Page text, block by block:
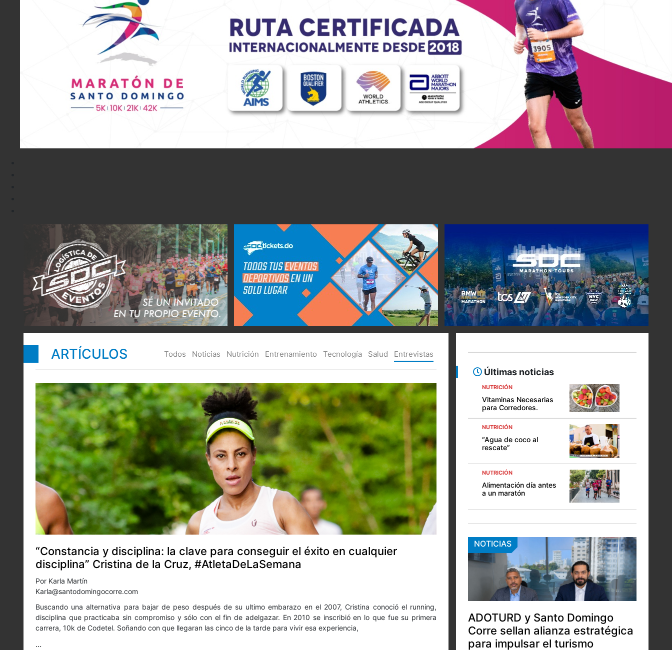
ARTÍCULOS Todos Noticias Nutrición Entrenamiento Tecnología Salud Entrevistas
“Constancia y disciplina: la clave para conseguir el éxito en cualquier
disciplina” Cristina de la Cruz, #AtletaDeLaSemana
Por Karla Martín
Karla@santodomingocorre.com
Buscando una alternativa para bajar de peso después de su ultimo embarazo en el 2007, Cristina conoció el running,
disciplina que practicaba sin compromiso y sólo con el fin de adelgazar. En 2010 se inscribió en lo que fue su primera
carrera, 10k de Codetel. Soñando con que llegaran las cinco de la tarde para vivir esa experiencia,
...
Últimas noticias
NUTRICIÓN
Vitaminas Necesarias
para Corredores.
NUTRICIÓN
“Agua de coco al
rescate”
NUTRICIÓN
Alimentación día antes
a un maratón
NOTICIAS
ADOTURD y Santo Domingo
Corre sellan alianza estratégica
para impulsar el turismo